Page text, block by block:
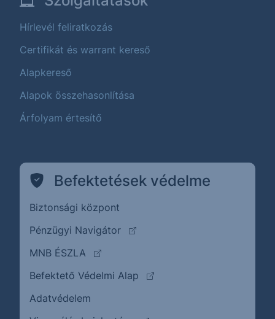
Hírlevél feliratkozás
Certifikát és warrant kereső
Alapkereső
Alapok összehasonlítása
Árfolyam értesítő
Befektetések védelme
Biztonsági központ
Pénzügyi Navigátor
(külső oldalra ugrik)
MNB ÉSZLA
(külső oldalra ugrik)
Befektető Védelmi Alap
(külső oldalra ugrik)
Adatvédelem